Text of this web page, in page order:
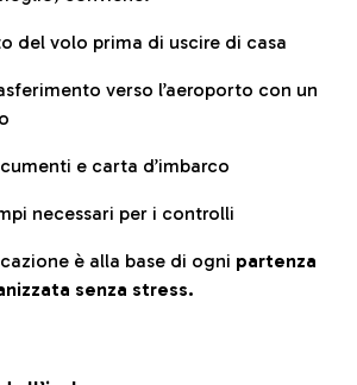
del volo prima di uscire di casa
verso l’aeroporto con un
e carta d’imbarco
necessari per i controlli
è alla base di ogni partenza
senza stress.